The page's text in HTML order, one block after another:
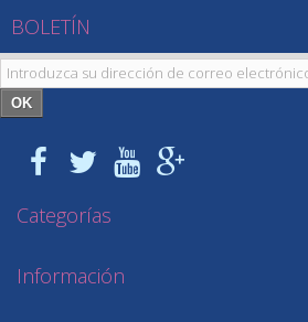
BOLETÍN
OK
Categorías
Información